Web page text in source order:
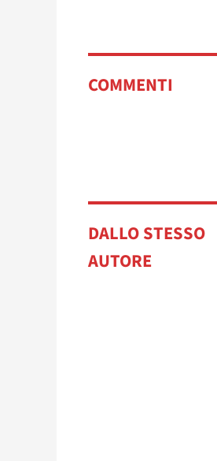
COMMENTI
DALLO STESSO
AUTORE